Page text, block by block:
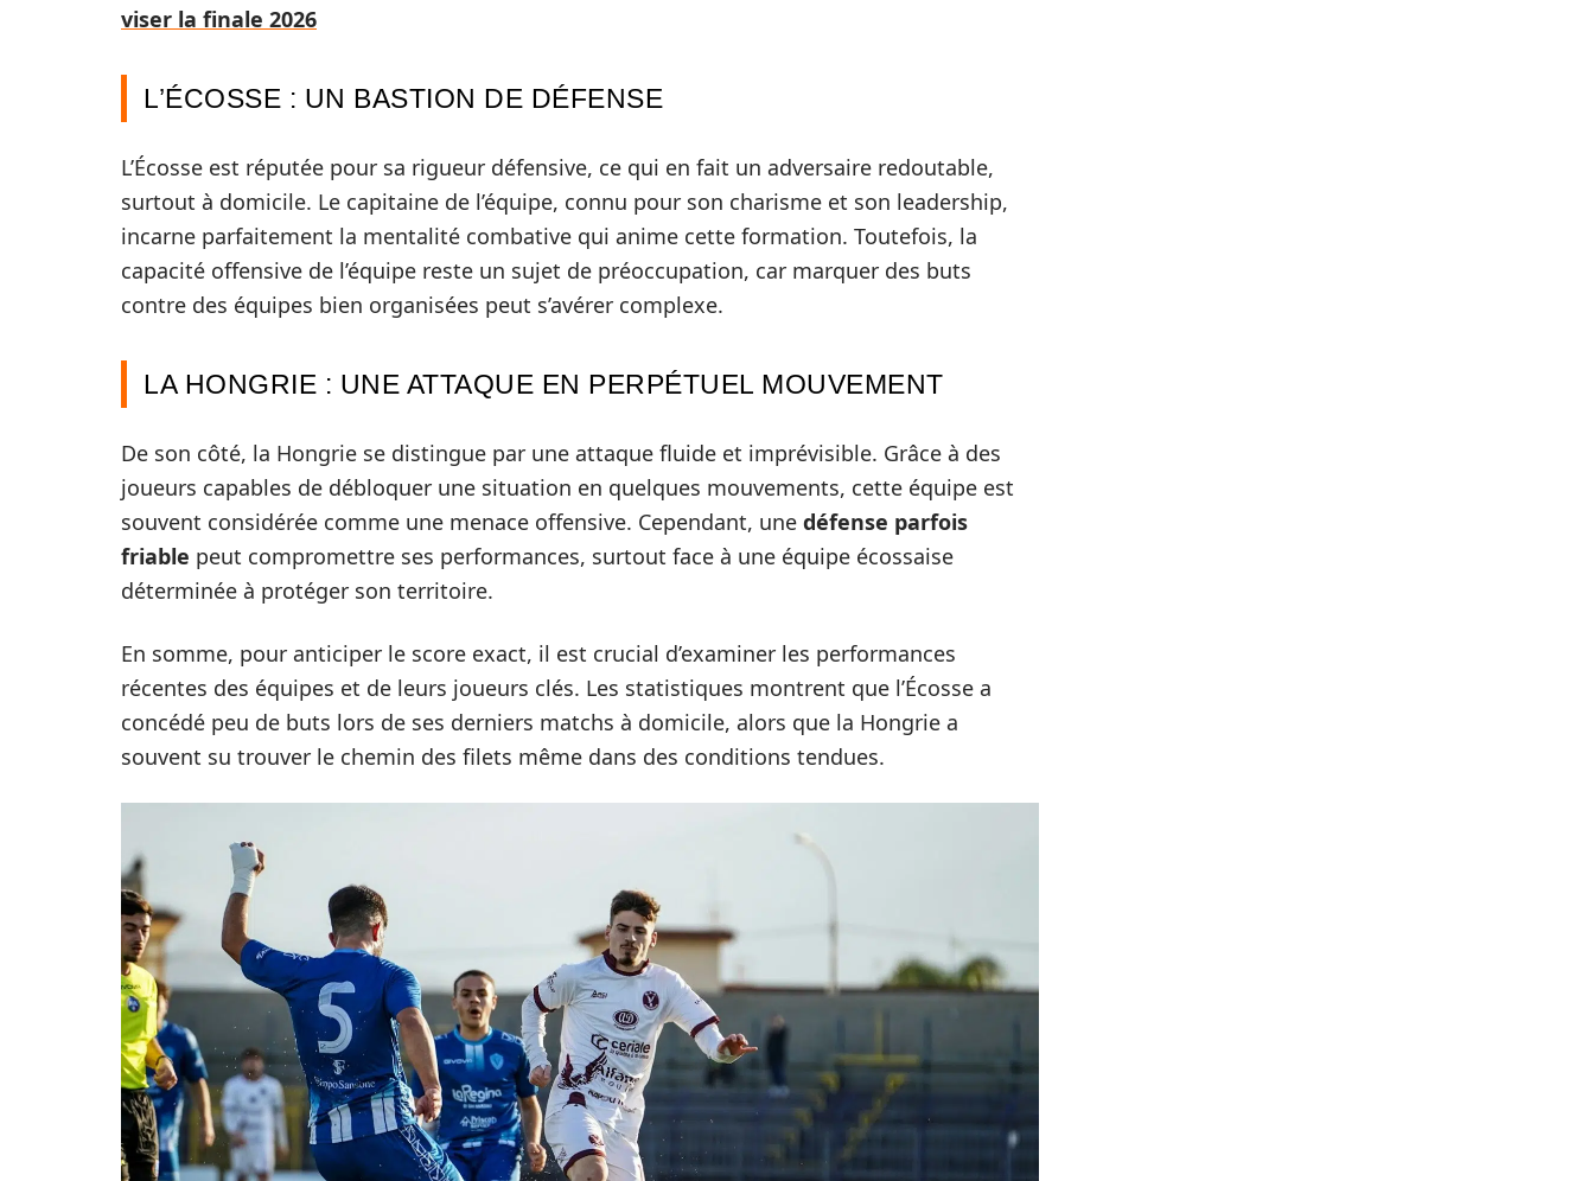
viser la finale 2026
L’ÉCOSSE : UN BASTION DE DÉFENSE
L’Écosse est réputée pour sa rigueur défensive, ce qui en fait un adversaire redoutable,
surtout à domicile. Le capitaine de l’équipe, connu pour son charisme et son leadership,
incarne parfaitement la mentalité combative qui anime cette formation. Toutefois, la
capacité offensive de l’équipe reste un sujet de préoccupation, car marquer des buts
contre des équipes bien organisées peut s’avérer complexe.
LA HONGRIE : UNE ATTAQUE EN PERPÉTUEL MOUVEMENT
De son côté, la Hongrie se distingue par une attaque fluide et imprévisible. Grâce à des
joueurs capables de débloquer une situation en quelques mouvements, cette équipe est
souvent considérée comme une menace offensive. Cependant, une défense parfois
friable peut compromettre ses performances, surtout face à une équipe écossaise
déterminée à protéger son territoire.
En somme, pour anticiper le score exact, il est crucial d’examiner les performances
récentes des équipes et de leurs joueurs clés. Les statistiques montrent que l’Écosse a
concédé peu de buts lors de ses derniers matchs à domicile, alors que la Hongrie a
souvent su trouver le chemin des filets même dans des conditions tendues.